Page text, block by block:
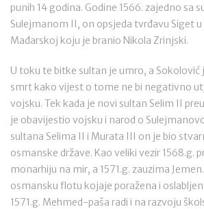
punih 14 godina. Godine 1566. zajedno sa
Sulejmanom II, on opsjeda tvrđavu Siget
Mađarskoj koju je branio Nikola Zrinjski.
U toku te bitke sultan je umro, a Sokolović
smrt kako vijest o tome ne bi negativno
vojsku. Tek kada je novi sultan Selim II
je obavijestio vojsku i narod o
sultana Selima II i Murata III on je bio
osmanske države. Kao veliki vezir 1568.g.
monarhiju na mir, a 1571.g. zauzima
osmansku flotu kojaje poražena i
1571.g. Mehmed-paša radi i na razvoju